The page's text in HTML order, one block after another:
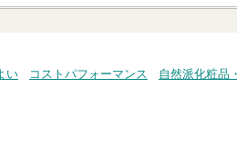
い コストパフォーマンス
自然派化粧品